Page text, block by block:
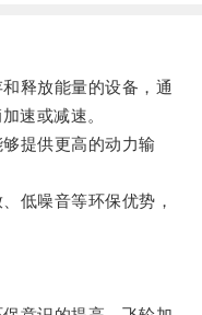
释放能量的设备，通
速或减速。
提供更高的动力输
低噪音等环保优势，